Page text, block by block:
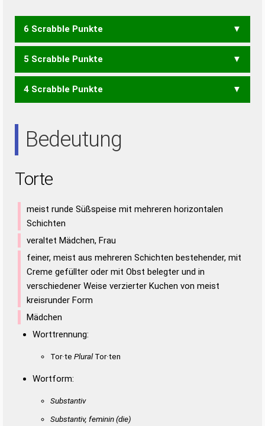
6 Scrabble Punkte
ORTET OTTER ROTTE
5 Scrabble Punkte
ROTE ROTT TORE TOTE
4 Scrabble Punkte
Bedeutung
Torte
meist runde Süßspeise mit mehreren horizontalen
Schichten
veraltet Mädchen, Frau
feiner, meist aus mehreren Schichten bestehender, mit
Creme gefüllter oder mit Obst belegter und in
verschiedener Weise verzierter Kuchen von meist
kreisrunder Form
Mädchen
Worttrennung:
Tor·te PluralTor·ten
Wortform:
Substantiv
Substantiv, feminin(die)